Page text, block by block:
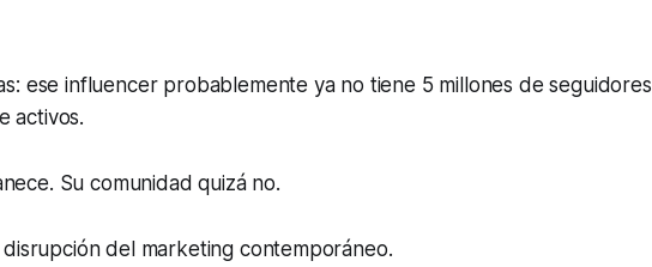
ese influencer probablemente ya no tiene 5 millones de seguidores
activos.
Su comunidad quizá no.
del marketing contemporáneo.